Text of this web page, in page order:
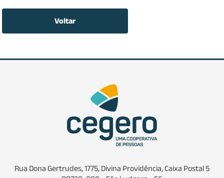
Voltar
Rua Dona Gertrudes, 1775, Divina Providência, Caixa Postal 5